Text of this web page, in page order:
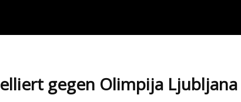
gegen Olimpija Ljubljana